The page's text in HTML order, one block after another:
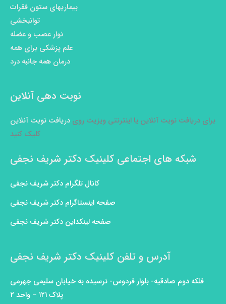
بیماریهای ستون فقرات
توانبخشی
نوار عصب و عضله
علم پزشکی برای همه
درمان همه جانبه درد
نوبت دهی آنلاین
برای دریافت نوبت آنلاین یا اینترنتی ویزیت روی دریافت نوبت آنلاین
کلیک کنید
شبکه های اجتماعی کلینیک دکتر شریف نجفی
کانال تلگرام دکتر شریف نجفی
صفحه اینستاگرام دکتر شریف نجفی
صفحه لینکداین دکتر شریف نجفی
آدرس و تلفن کلینیک دکتر شریف نجفی
فلکه دوم صادقیه- بلوار فردوس- نرسیده به خیابان سلیمی جهرمی
پلاک ۱۲۱ – واحد ۲